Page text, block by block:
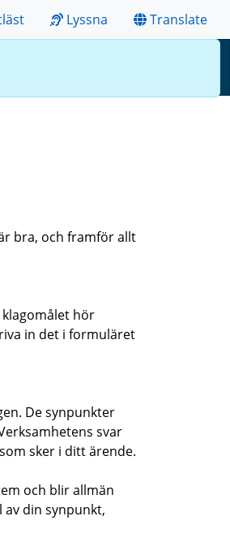
Lyssna
Translate
bra, och framför allt
hör
in det i formuläret
De synpunkter
svar
sker i ditt ärende.
och blir allmän
din synpunkt,